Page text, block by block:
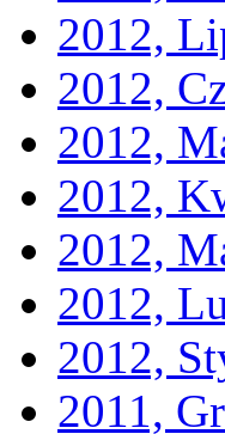
2012,
2012,
2012,
2012,
2012,
2012,
2012,
2011,